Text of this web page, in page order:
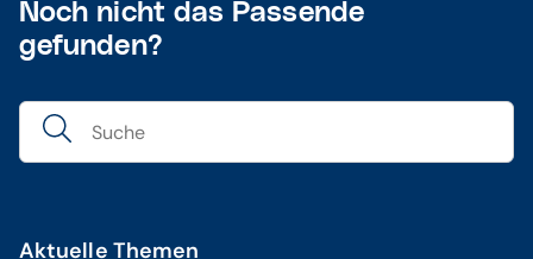
Noch nicht das Passende
gefunden?
Aktuelle Themen